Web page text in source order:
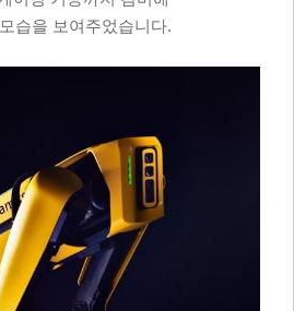
습을 보여주었습니다.